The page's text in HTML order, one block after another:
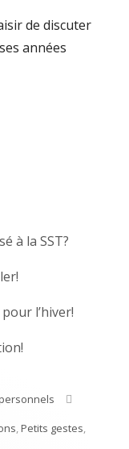
de discuter
années
à la SST?
l’hiver!
,Petits gestes,